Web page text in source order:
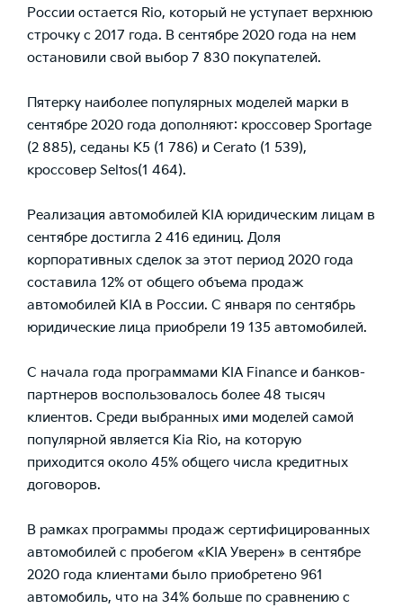
России остается Rio, который не уступает верхнюю
строчку с 2017 года. В сентябре 2020 года на нем
остановили свой выбор 7 830 покупателей.
Пятерку наиболее популярных моделей марки в
сентябре 2020 года дополняют: кроссовер Sportage
(2 885), седаны К5 (1 786) и Cerato (1 539),
кроссовер Seltos(1 464).
Реализация автомобилей KIA юридическим лицам в
сентябре достигла 2 416 единиц. Доля
корпоративных сделок за этот период 2020 года
составила 12% от общего объема продаж
автомобилей KIA в России. С января по сентябрь
юридические лица приобрели 19 135 автомобилей.
С начала года программами KIA Finance и банков-
партнеров воспользовалось более 48 тысяч
клиентов. Среди выбранных ими моделей самой
популярной является Kia Rio, на которую
приходится около 45% общего числа кредитных
договоров.
В рамках программы продаж сертифицированных
автомобилей с пробегом «KIA Уверен» в сентябре
2020 года клиентами было приобретено 961
автомобиль, что на 34% больше по сравнению с